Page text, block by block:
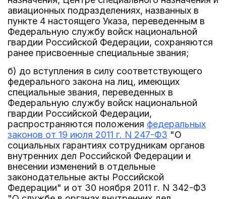
авиационных подразделениях, названных в
пункте 4 настоящего Указа, переведенным в
Федеральную службу войск национальной
гвардии Российской Федерации, сохраняются
ранее присвоенные специальные звания;
б) до вступления в силу соответствующего
федерального закона на лиц, имеющих
специальные звания, переведенных в
Федеральную службу войск национальной
гвардии Российской Федерации,
распространяются положения федеральных
законов от 19 июля 2011 г. N 247-ФЗ "О
социальных гарантиях сотрудникам органов
внутренних дел Российской Федерации и
внесении изменений в отдельные
законодательные акты Российской
Федерации" и от 30 ноября 2011 г. N 342-ФЗ